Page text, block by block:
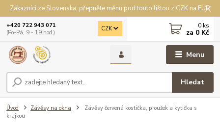
Zákazníci ze Slovenska: přepněte měnu pod touto lištou z CZK na EUR
Menu
CZK
Hledat
+420 722 943 071
(Po-Pá, 9 - 19 hod.)
0 ks
za 0 Kč
Úvod Závěsy na okna
Závěsy červená kostička, proužek a kytička s
krajkou